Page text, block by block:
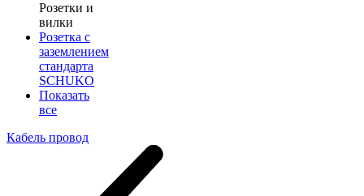
Розетки и
вилки
Розетка с
заземлением
стандарта
SCHUKO
Показать
все
Кабель провод